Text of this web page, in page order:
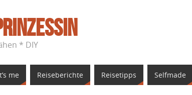
* DIY
me Reiseberichte Reisetipps Selfmade